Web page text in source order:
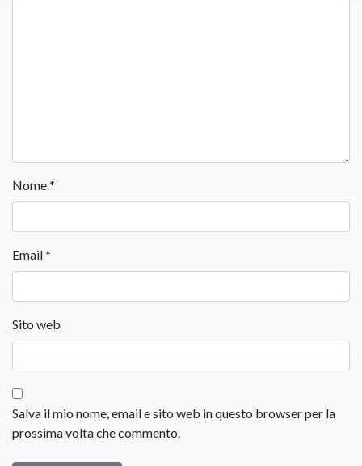
Nome*
Email*
Sito web
Salva il mio nome, email e sito web in questo browser per la
prossima volta che commento.